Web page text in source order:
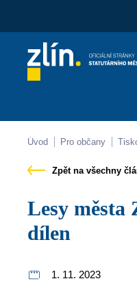
Kontakty
Úvod Pro občany
Zpět na všechny
Lesy města Zlína pomáhají klientům terapeutických
dílen
1. 11. 2023